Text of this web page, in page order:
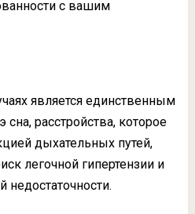
с вашим
является единственным
расстройства, которое
дыхательных путей,
легочной гипертензии и